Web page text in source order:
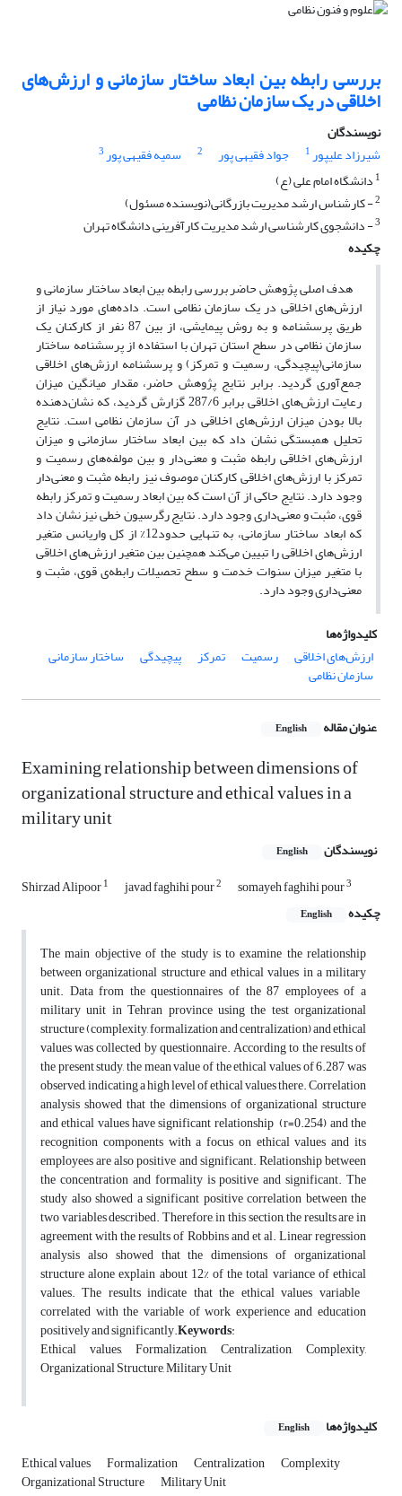
بررسی رابطه بین ابعاد ساختار سازمانی و ارزش‌های
اخلاقی در یک سازمان نظامی
نویسندگان
شیرزاد علیپور1 جواد فقیهی پور 2 سمیه فقیهی پور3
1 دانشگاه امام علی (ع)
2- کارشناس ارشد مدیریت بازرگانی(نویسنده مسئول)
3- دانشجوی کارشناسی ارشد مدیریت کارآفرینی دانشگاه تهران
چکیده
هدف اصلی پژوهش حاضر بررسی رابطه بین ابعاد ساختار سازمانی و
ارزش‌های اخلاقی در یک سازمان نظامی است. داده‌های مورد نیاز از
طریق پرسشنامه و به روش پیمایشی، از بین 87 نفر از کارکنان یک
سازمان نظامی در سطح استان تهران با استفاده از پرسشنامه ساختار
سازمانی(پیچیدگی، رسمیت و تمرکز) و پرسشنامه ارزش‌های اخلاقی
جمع‌آوری گردید. برابر نتایج پژوهش حاضر، مقدار میانگین میزان
رعایت ارزش‌های اخلاقی برابر 287/6 گزارش گردید، که نشان‌دهنده
بالا بودن میزان ارزش‌های اخلاقی در آن سازمان نظامی است. نتایج
تحلیل همبستگی نشان داد که بین ابعاد ساختار سازمانی و میزان
ارزش‌های اخلاقی رابطه‌ مثبت و معنی‌دار و بین مولفه‌های رسمیت و
تمرکز با ارزش‌های اخلاقی کارکنان موصوف نیز رابطه‌ مثبت و معنی‌دار
وجود دارد. نتایج حاکی از آن است که بین ابعاد رسمیت و تمرکز رابطه‌‌
قوی، مثبت و معنی‌داری وجود دارد. نتایج رگرسیون خطی نیز نشان داد
که ابعاد ساختار سازمانی، به تنهایی حدود12% از کل واریانس متغیر
ارزش‌های اخلاقی را تبیین می‌کند همچنین بین متغیر ارزش‌های اخلاقی
با متغیر میزان سنوات خدمت و سطح تحصیلات رابطه‌‌ی قوی، مثبت و
معنی‌داری وجود دارد.
کلیدواژه‌ها
ارزش‌های اخلاقی
رسمیت تمرکز پیچیدگی ساختار سازمانی
سازمان نظامی
عنوان مقاله English
Examining relationship between dimensions of
organizational structure and ethical values in a
military unit
نویسندگان English
Shirzad Alipoor1 javad faghihi pour2 somayeh faghihi pour3
چکیده English
The main objective of the study is to examine the relationship
between organizational structure and ethical values ​​in a military
unit. Data from the questionnaires of the 87 employees of a
military unit in Tehran province using the test organizational
structure (complexity, formalization and centralization) and ethical
values was collected by questionnaire. According to the results of
the present study, the mean value of the ethical values ​​of 6.287 was
observed, indicating a high level of ethical values ​​there. Correlation
analysis showed that the dimensions of organizational structure
and ethical values have significant relationship ​​(r=0.254) and the
recognition components with a focus on ethical values ​​and its
employees are also positive and significant. Relationship between
the concentration and formality is positive and significant. The
study also showed a significant positive correlation between the
two variables described. Therefore, in this section, the results are in
agreement with the results of Robbins and et al. Linear regression
analysis also showed that the dimensions of organizational
structure alone explain about 12% of the total variance of ethical
values. The results indicate that the ethical values variable ​​
correlated with the variable of work experience and education
positively and significantly.Keywords:
Ethical values, Formalization, Centralization, Complexity,
Organizational Structure, Military Unit
کلیدواژه‌ها English
Ethical values Formalization Centralization Complexity
Organizational Structure Military Unit